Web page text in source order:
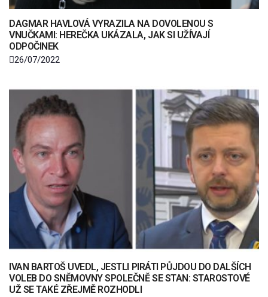
DAGMAR HAVLOVÁ VYRAZILA NA DOVOLENOU S
VNUČKAMI: HEREČKA UKÁZALA, JAK SI UŽÍVAJÍ
ODPOČINEK
26/07/2022
IVAN BARTOŠ UVEDL, JESTLI PIRÁTI PŮJDOU DO DALŠÍCH
VOLEB DO SNĚMOVNY SPOLEČNĚ SE STAN: STAROSTOVÉ
UŽ SE TAKÉ ZŘEJMĚ ROZHODLI